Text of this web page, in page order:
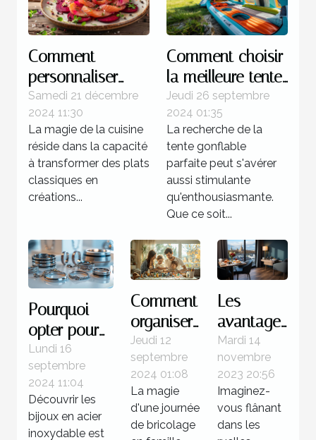
Comment
personnaliser
votre gravlax à la
betterave avec
des épices
locales
Samedi 21 décembre
2024 11:30
La magie de la cuisine
réside dans la capacité
à transformer des plats
classiques en
créations...
Comment choisir
la meilleure tente
gonflable pour
votre prochain
événement
Jeudi 26 septembre
2024 01:35
La recherche de la
tente gonflable
parfaite peut s'avérer
aussi stimulante
qu'enthousiasmante.
Que ce soit...
Pourquoi
opter pour
des bijoux
en acier
inoxydable
?
Lundi 16
septembre
2024 11:04
Découvrir les
bijoux en acier
inoxydable est
Comment
organiser
une
journée
de
bricolage
familiale
Jeudi 12
septembre
2024 01:08
La magie
d'une journée
de bricolage
Les
avantages
de
séjourner
dans un
hôtel 3
étoiles à
Mardi 14
novembre
2023 20:56
Imaginez-
vous flânant
dans les